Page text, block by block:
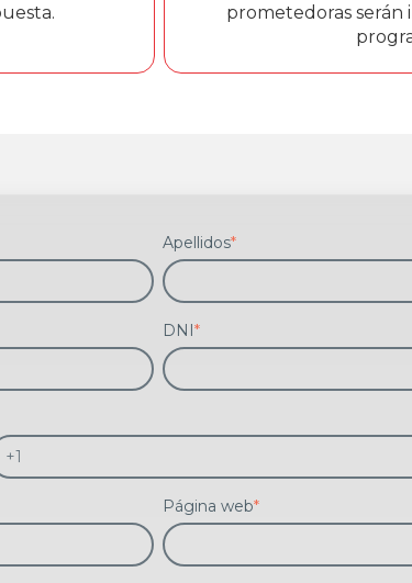
prometedoras serán
Apellidos*
DNI*
Página web*